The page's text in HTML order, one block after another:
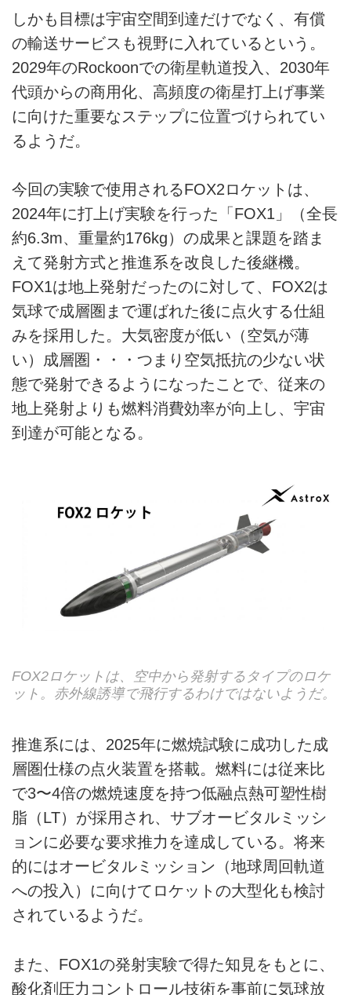
しかも目標は宇宙空間到達だけでなく、有償
の輸送サービスも視野に入れているという。
2029年のRockoonでの衛星軌道投入、2030年
代頭からの商用化、高頻度の衛星打上げ事業
に向けた重要なステップに位置づけられてい
るようだ。
今回の実験で使用されるFOX2ロケットは、
2024年に打上げ実験を行った「FOX1」（全長
約6.3m、重量約176kg）の成果と課題を踏ま
えて発射方式と推進系を改良した後継機。
FOX1は地上発射だったのに対して、FOX2は
気球で成層圏まで運ばれた後に点火する仕組
みを採用した。大気密度が低い（空気が薄
い）成層圏・・・つまり空気抵抗の少ない状
態で発射できるようになったことで、従来の
地上発射よりも燃料消費効率が向上し、宇宙
到達が可能となる。
FOX2ロケットは、空中から発射するタイプのロケ
ット。赤外線誘導で飛行するわけではないようだ。
推進系には、2025年に燃焼試験に成功した成
層圏仕様の点火装置を搭載。燃料には従来比
で3〜4倍の燃焼速度を持つ低融点熱可塑性樹
脂（LT）が採用され、サブオービタルミッシ
ョンに必要な要求推力を達成している。将来
的にはオービタルミッション（地球周回軌道
への投入）に向けてロケットの大型化も検討
されているようだ。
また、FOX1の発射実験で得た知見をもとに、
酸化剤圧力コントロール技術を事前に気球放